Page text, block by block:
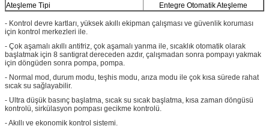
Ateşleme Tipi
Entegre Otomatik Ateşleme
- Kontrol devre kartları, yüksek akıllı ekipman çalışması ve güvenlik koruması
için kontrol merkezleri ile.
- Çok aşamalı akıllı antifriz, çok aşamalı yanma ile, sıcaklık otomatik olarak
başlatmak için 8 santigrat dereceden azdır, çalışmadan sonra pompayı yakmak
için döngüden sonra pompa, pompa.
- Normal mod, durum modu, teşhis modu, arıza modu ile çok kısa sürede rahat
sıcak su sağlayabilir.
- Ultra düşük basınç başlatma, sıcak su sıcak başlatma, kısa zaman döngüsü
kontrolü, sirkülasyon pompası gecikme kontrolü.
- Akıllı ve ekonomik kontrol sistemi.